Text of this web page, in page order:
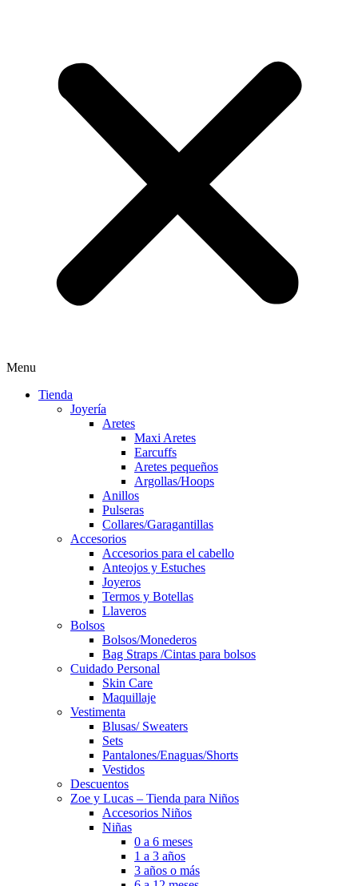
Menu
Tienda
Joyería
Aretes
Maxi Aretes
Earcuffs
Aretes pequeños
Argollas/Hoops
Anillos
Pulseras
Collares/Garagantillas
Accesorios
Accesorios para el cabello
Anteojos y Estuches
Joyeros
Termos y Botellas
Llaveros
Bolsos
Bolsos/Monederos
Bag Straps /Cintas para bolsos
Cuidado Personal
Skin Care
Maquillaje
Vestimenta
Blusas/ Sweaters
Sets
Pantalones/Enaguas/Shorts
Vestidos
Descuentos
Zoe y Lucas – Tienda para Niños
Accesorios Niños
Niñas
0 a 6 meses
1 a 3 años
3 años o más